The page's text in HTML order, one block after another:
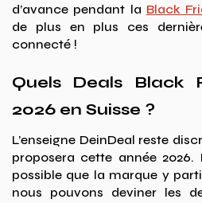
d’avance pendant la Black
de plus en plus ces
connecté !
Quels Deals Black
2026 en Suisse ?
L’enseigne DeinDeal reste
proposera cette année 2026.
possible que la marque y
nous pouvons deviner les